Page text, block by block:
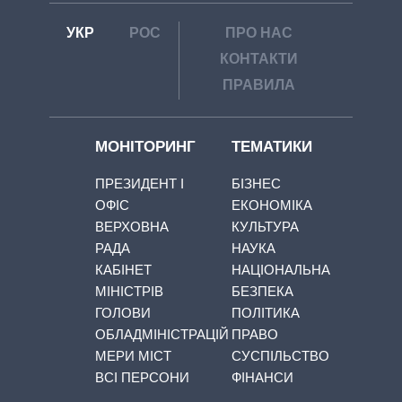
УКР РОС
ПРО НАС
КОНТАКТИ
ПРАВИЛА
МОНІТОРИНГ
ПРЕЗИДЕНТ І
ОФІС
ВЕРХОВНА
РАДА
КАБІНЕТ
МІНІСТРІВ
ГОЛОВИ
ОБЛАДМІНІСТРАЦІЙ
МЕРИ МІСТ
ВСІ ПЕРСОНИ
ТЕМАТИКИ
БІЗНЕС
ЕКОНОМІКА
КУЛЬТУРА
НАУКА
НАЦІОНАЛЬНА
БЕЗПЕКА
ПОЛІТИКА
ПРАВО
СУСПІЛЬСТВО
ФІНАНСИ